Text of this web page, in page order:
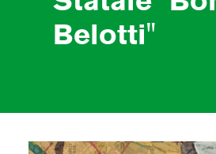
Belotti"